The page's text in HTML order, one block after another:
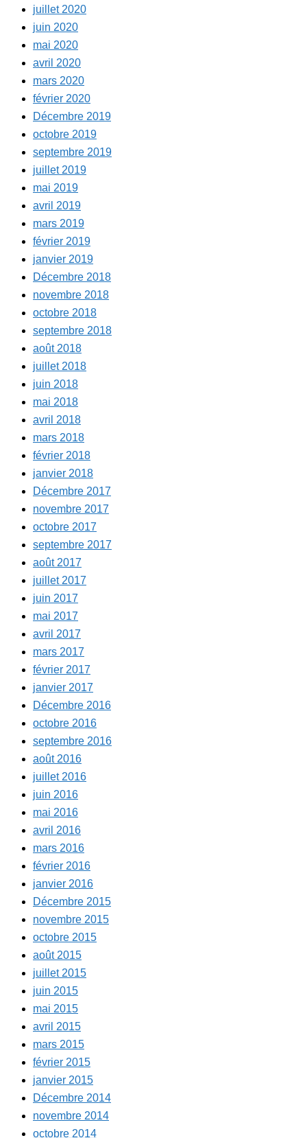
juillet 2020
juin 2020
mai 2020
avril 2020
mars 2020
février 2020
Décembre 2019
octobre 2019
septembre 2019
juillet 2019
mai 2019
avril 2019
mars 2019
février 2019
janvier 2019
Décembre 2018
novembre 2018
octobre 2018
septembre 2018
août 2018
juillet 2018
juin 2018
mai 2018
avril 2018
mars 2018
février 2018
janvier 2018
Décembre 2017
novembre 2017
octobre 2017
septembre 2017
août 2017
juillet 2017
juin 2017
mai 2017
avril 2017
mars 2017
février 2017
janvier 2017
Décembre 2016
octobre 2016
septembre 2016
août 2016
juillet 2016
juin 2016
mai 2016
avril 2016
mars 2016
février 2016
janvier 2016
Décembre 2015
novembre 2015
octobre 2015
août 2015
juillet 2015
juin 2015
mai 2015
avril 2015
mars 2015
février 2015
janvier 2015
Décembre 2014
novembre 2014
octobre 2014